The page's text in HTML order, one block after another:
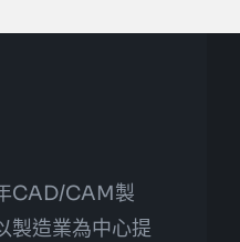
CAD/CAM製
製造業為中心提